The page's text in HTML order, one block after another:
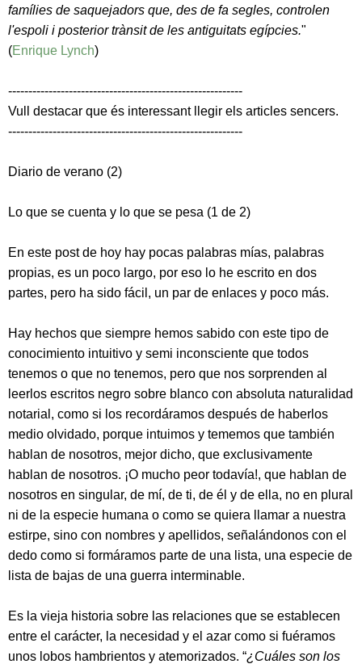
famílies de saquejadors que, des de fa segles, controlen
l'espoli i posterior trànsit de les antiguitats egípcies."
(Enrique Lynch)
----------------------------------------------------------
Vull destacar que és interessant llegir els articles sencers.
----------------------------------------------------------
Diario de verano (2)
Lo que se cuenta y lo que se pesa (1 de 2)
En este post de hoy hay pocas palabras mías, palabras
propias, es un poco largo, por eso lo he escrito en dos
partes, pero ha sido fácil, un par de enlaces y poco más.
Hay hechos que siempre hemos sabido con este tipo de
conocimiento intuitivo y semi inconsciente que todos
tenemos o que no tenemos, pero que nos sorprenden al
leerlos escritos negro sobre blanco con absoluta naturalidad
notarial, como si los recordáramos después de haberlos
medio olvidado, porque intuimos y tememos que también
hablan de nosotros, mejor dicho, que exclusivamente
hablan de nosotros. ¡O mucho peor todavía!, que hablan de
nosotros en singular, de mí, de ti, de él y de ella, no en plural
ni de la especie humana o como se quiera llamar a nuestra
estirpe, sino con nombres y apellidos, señalándonos con el
dedo como si formáramos parte de una lista, una especie de
lista de bajas de una guerra interminable.
Es la vieja historia sobre las relaciones que se establecen
entre el carácter, la necesidad y el azar como si fuéramos
unos lobos hambrientos y atemorizados. “¿Cuáles son los